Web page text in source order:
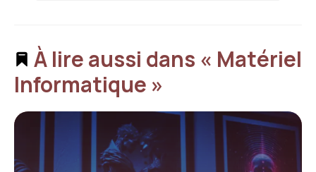
À lire aussi dans « Matériel
Informatique »